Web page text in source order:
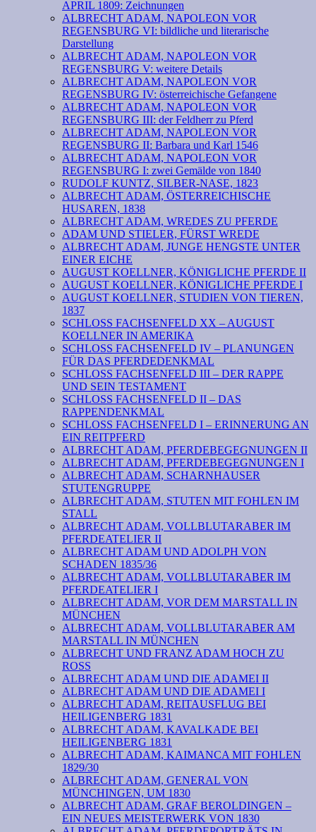
APRIL 1809: Zeichnungen
ALBRECHT ADAM, NAPOLEON VOR
REGENSBURG VI: bildliche und literarische
Darstellung
ALBRECHT ADAM, NAPOLEON VOR
REGENSBURG V: weitere Details
ALBRECHT ADAM, NAPOLEON VOR
REGENSBURG IV: österreichische Gefangene
ALBRECHT ADAM, NAPOLEON VOR
REGENSBURG III: der Feldherr zu Pferd
ALBRECHT ADAM, NAPOLEON VOR
REGENSBURG II: Barbara und Karl 1546
ALBRECHT ADAM, NAPOLEON VOR
REGENSBURG I: zwei Gemälde von 1840
RUDOLF KUNTZ, SILBER-NASE, 1823
ALBRECHT ADAM, ÖSTERREICHISCHE
HUSAREN, 1838
ALBRECHT ADAM, WREDES ZU PFERDE
ADAM UND STIELER, FÜRST WREDE
ALBRECHT ADAM, JUNGE HENGSTE UNTER
EINER EICHE
AUGUST KOELLNER, KÖNIGLICHE PFERDE II
AUGUST KOELLNER, KÖNIGLICHE PFERDE I
AUGUST KOELLNER, STUDIEN VON TIEREN,
1837
SCHLOSS FACHSENFELD XX – AUGUST
KOELLNER IN AMERIKA
SCHLOSS FACHSENFELD IV – PLANUNGEN
FÜR DAS PFERDEDENKMAL
SCHLOSS FACHSENFELD III – DER RAPPE
UND SEIN TESTAMENT
SCHLOSS FACHSENFELD II – DAS
RAPPENDENKMAL
SCHLOSS FACHSENFELD I – ERINNERUNG AN
EIN REITPFERD
ALBRECHT ADAM, PFERDEBEGEGNUNGEN II
ALBRECHT ADAM, PFERDEBEGEGNUNGEN I
ALBRECHT ADAM, SCHARNHAUSER
STUTENGRUPPE
ALBRECHT ADAM, STUTEN MIT FOHLEN IM
STALL
ALBRECHT ADAM, VOLLBLUTARABER IM
PFERDEATELIER II
ALBRECHT ADAM UND ADOLPH VON
SCHADEN 1835/36
ALBRECHT ADAM, VOLLBLUTARABER IM
PFERDEATELIER I
ALBRECHT ADAM, VOR DEM MARSTALL IN
MÜNCHEN
ALBRECHT ADAM, VOLLBLUTARABER AM
MARSTALL IN MÜNCHEN
ALBRECHT UND FRANZ ADAM HOCH ZU
ROSS
ALBRECHT ADAM UND DIE ADAMEI II
ALBRECHT ADAM UND DIE ADAMEI I
ALBRECHT ADAM, REITAUSFLUG BEI
HEILIGENBERG 1831
ALBRECHT ADAM, KAVALKADE BEI
HEILIGENBERG 1831
ALBRECHT ADAM, KAIMANCA MIT FOHLEN
1829/30
ALBRECHT ADAM, GENERAL VON
MÜNCHINGEN, UM 1830
ALBRECHT ADAM, GRAF BEROLDINGEN –
EIN NEUES MEISTERWERK VON 1830